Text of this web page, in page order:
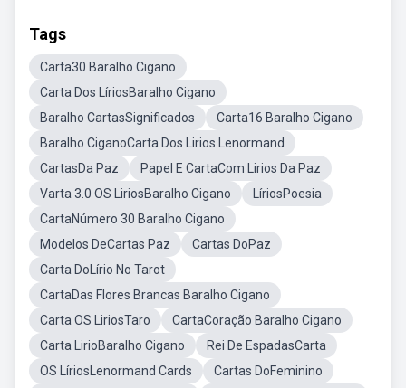
Tags
Carta30 Baralho Cigano
Carta Dos LíriosBaralho Cigano
Baralho CartasSignificados
Carta16 Baralho Cigano
Baralho CiganoCarta Dos Lirios Lenormand
CartasDa Paz
Papel E CartaCom Lirios Da Paz
Varta 3.0 OS LiriosBaralho Cigano
LíriosPoesia
CartaNúmero 30 Baralho Cigano
Modelos DeCartas Paz
Cartas DoPaz
Carta DoLírio No Tarot
CartaDas Flores Brancas Baralho Cigano
Carta OS LiriosTaro
CartaCoração Baralho Cigano
Carta LirioBaralho Cigano
Rei De EspadasCarta
OS LíriosLenormand Cards
Cartas DoFeminino